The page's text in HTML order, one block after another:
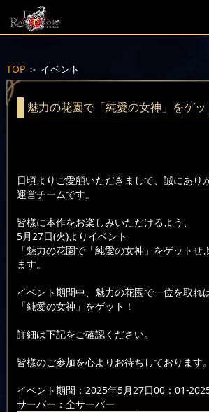
TOP＞ イベント
魅力の花園で「純愛の女神」をゲッ
日頃よりご愛顧いただきまして、誠にあり
運営チームです。
皆様に本作をお楽しみいただけるよう、
5月27日(火)よりイベント
「魅力の花園で「純愛の女神」をゲットせ
ます。
イベント期間中、魅力の花園で一位を取れ
「純愛の女神」をゲット！
詳細は下記をご確認ください。
皆様のご参加を心よりお待ちしております。
イベント期間：2025年5月27日00：01-
サーバー：全サーバー